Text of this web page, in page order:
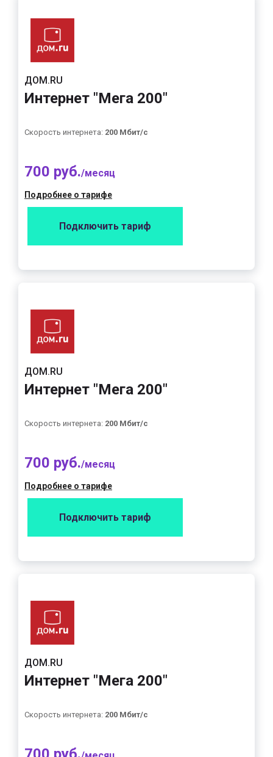
ДОМ.RU
Интернет "Мега 200"
Скорость интернета: 200 Мбит/с
700 руб./месяц
Подробнее о тарифе
Подключить тариф
ДОМ.RU
Интернет "Мега 200"
Скорость интернета: 200 Мбит/с
700 руб./месяц
Подробнее о тарифе
Подключить тариф
ДОМ.RU
Интернет "Мега 200"
Скорость интернета: 200 Мбит/с